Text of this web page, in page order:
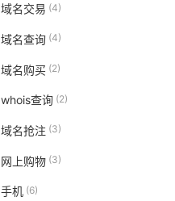
域名交易 (4)
域名查询(4)
域名购买(2)
whois查询(2)
域名抢注(3)
网上购物(3)
手机 (6)